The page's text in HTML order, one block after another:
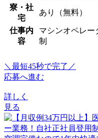
寮・社
宅
あり（無料）
仕事内
容
マシンオペレー
制
＼最短45秒で完了／
応募へ進む
詳しく
見る